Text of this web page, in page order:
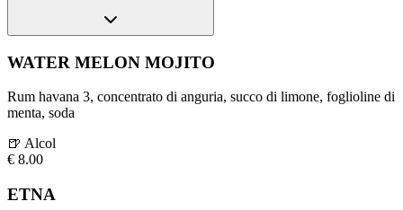
WATER MELON MOJITO
Rum havana 3, concentrato di anguria, succo di limone, foglioline di
menta, soda
🍺 Alcol
€ 8.00
ETNA